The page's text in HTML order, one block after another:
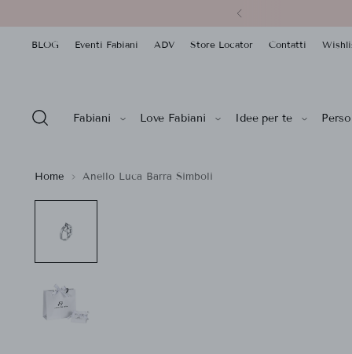
BLOG Eventi Fabiani ADV Store Locator Contatti
Fabiani Love Fabiani Idee per te
Home Anello Luca Barra Simboli